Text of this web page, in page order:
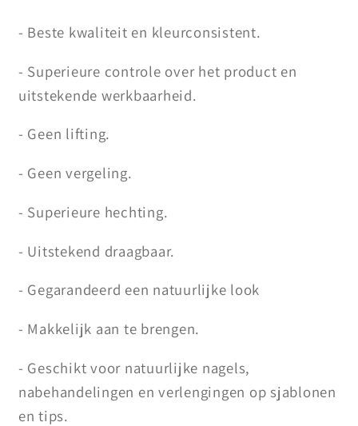
- Beste kwaliteit en kleurconsistent.
- Superieure controle over het product en
uitstekende werkbaarheid.
- Geen lifting.
- Geen vergeling.
- Superieure hechting.
- Uitstekend draagbaar.
- Gegarandeerd een natuurlijke look
- Makkelijk aan te brengen.
- Geschikt voor natuurlijke nagels,
nabehandelingen en verlengingen op sjablonen
en tips.